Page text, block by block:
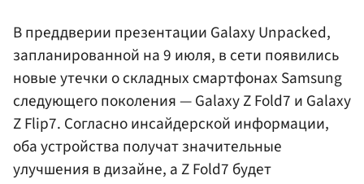
В преддверии презентации Galaxy Unpacked,
запланированной на 9 июля, в сети появились
новые утечки о складных смартфонах Samsung
следующего поколения — Galaxy Z Fold7 и Galaxy
Z Flip7. Согласно инсайдерской информации,
оба устройства получат значительные
улучшения в дизайне, а Z Fold7 будет